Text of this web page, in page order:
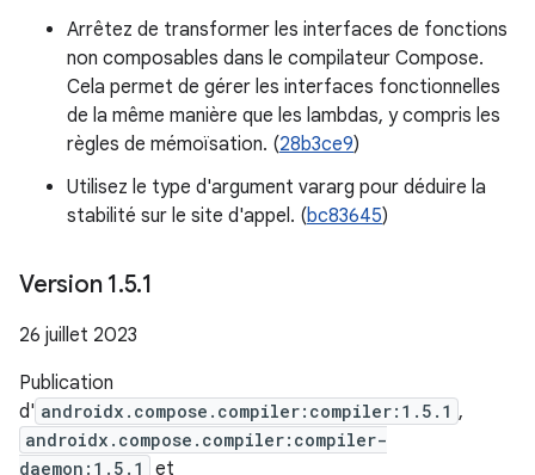
Arrêtez de transformer les interfaces de fonctions
non composables dans le compilateur Compose.
Cela permet de gérer les interfaces fonctionnelles
de la même manière que les lambdas, y compris les
règles de mémoïsation. (28b3ce9)
Utilisez le type d'argument vararg pour déduire la
stabilité sur le site d'appel. (bc83645)
Version 1.5.1
26 juillet 2023
Publication
d' androidx.compose.compiler:compiler:1.5.1 ,
androidx.compose.compiler:compiler-
daemon:1.5.1
et